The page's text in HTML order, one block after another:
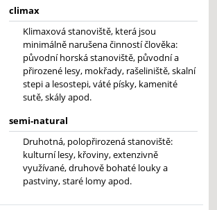
climax
Klimaxová stanoviště, která jsou
minimálně narušena činností člověka:
původní horská stanoviště, původní a
přirozené lesy, mokřady, rašeliniště, skalní
stepi a lesostepi, váté písky, kamenité
sutě, skály apod.
semi-natural
Druhotná, polopřirozená stanoviště:
kulturní lesy, křoviny, extenzivně
využívané, druhově bohaté louky a
pastviny, staré lomy apod.